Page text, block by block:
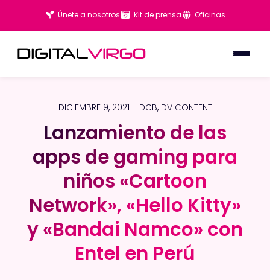
Únete a nosotros Kit de prensa Oficinas
DICIEMBRE 9, 2021 DCB, DV CONTENT
Lanzamiento de las
apps de gaming para
niños «Cartoon
Network», «Hello Kitty»
y «Bandai Namco» con
Entel en Perú
Lanzamiento de las
apps de gaming para
niños «Cartoon
Network», «Hello Kitty»
y «Bandai Namco» con
Entel en Perú